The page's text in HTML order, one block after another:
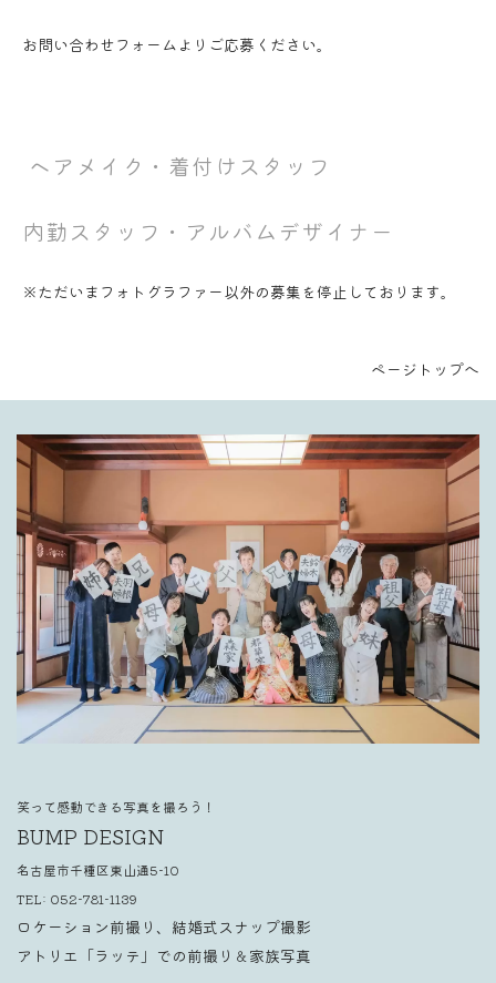
お問い合わせフォーム よりご応募ください。
ヘアメイク・着付けスタッフ
内勤スタッフ・アルバムデザイナー
※ただいまフォトグラファー以外の募集を停止しております。
ページトップへ
笑って感動できる写真を撮ろう！
BUMP DESIGN
名古屋市千種区東山通5-10
TEL: 052-781-1139
ロケーション前撮り、結婚式スナップ撮影
アトリエ「ラッテ」での前撮り＆家族写真